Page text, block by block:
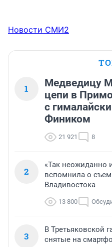
Новости СМИ2
1
Медведицу
цепи в
с
Фиником
21 921 8
2
«Так неожиданно
вспомнила о
Владивостока
13 800
3
В Третьяковской
снятые на